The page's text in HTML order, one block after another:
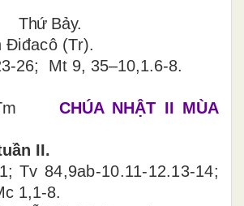
Thứ Bảy.
Điđacô (Tr).
26; Mt 9, 35–10,1.6-8.
CHÚA NHẬT II MÙA
II.
Tv 84,9ab-10.11-12.13-14;
1,1-8.